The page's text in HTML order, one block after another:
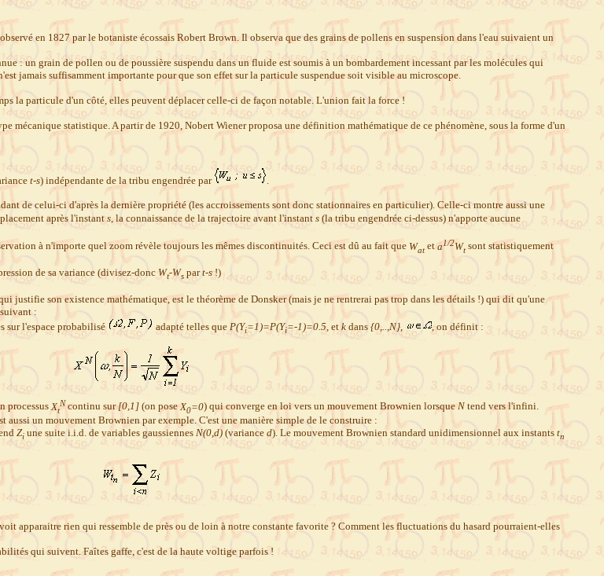
en 1827 par le botaniste écossais Robert Brown. Il observa que des grains de pollens en suspension dans l'eau suivaient un
: un grain de pollen ou de poussière suspendu dans un fluide est soumis à un bombardement incessant par les molécules qui
jamais suffisamment importante pour que son effet sur la particule suspendue soit visible au microscope.
la particule d'un côté, elles peuvent déplacer celle-ci de façon notable. L'union fait la force !
mécanique statistique. A partir de 1920, Nobert Wiener proposa une définition mathématique de ce phénomène, sous la forme d'un
t-s) indépendante de la tribu engendrée par .
de celui-ci d'après la dernière propriété (les accroissements sont donc stationnaires en particulier). Celle-ci montre aussi une
après l'instant s, la connaissance de la trajectoire avant l'instant s (la tribu engendrée ci-dessus) n'apporte aucune
à n'importe quel zoom révèle toujours les mêmes discontinuités. Ceci est dû au fait que Wat et a1/2Wt sont statistiquement
de sa variance (divisez-doncWt-Ws part-s!)
justifie son existence mathématique, est le théorème de Donsker (mais je ne rentrerai pas trop dans les détails !) qui dit qu'une
:
sur l'espace probabilisé adapté telles que P(Yi=1)=P(Yi=-1)=0.5 , etk dans {0,..,N} , on définit :
processus Xt
Ncontinu sur[0,1] (on pose X0=0) qui converge en loi vers un mouvement Brownien lorsque N tend vers l'infini.
aussi un mouvement Brownien par exemple. C'est une manière simple de le construire :
Zi une suite i.i.d. de variables gaussiennes N(0,d) (variance d). Le mouvement Brownien standard unidimensionnel aux instants tn
voit apparaitre rien qui ressemble de près ou de loin à notre constante favorite ? Comment les fluctuations du hasard pourraient-elles
qui suivent. Faîtes gaffe, c'est de la haute voltige parfois !